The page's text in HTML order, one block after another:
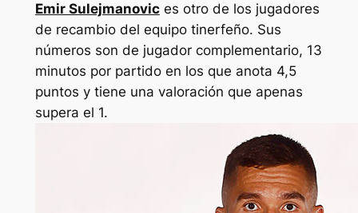
Emir Sulejmanovices otro de los jugadores
de recambio del equipo tinerfeño. Sus
números son de jugador complementario, 13
minutos por partido en los que anota 4,5
puntos y tiene una valoración que apenas
supera el 1.